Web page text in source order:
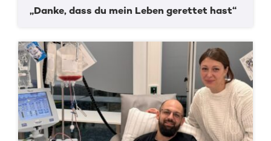
„Danke, dass du mein Leben gerettet hast“